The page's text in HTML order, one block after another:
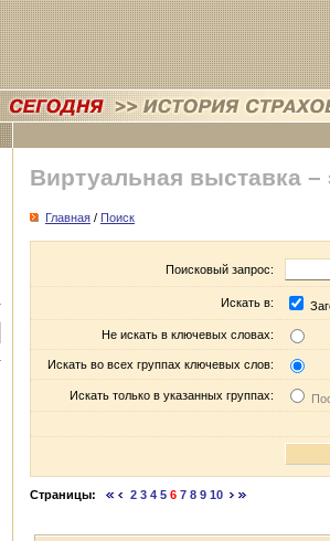
Виртуальная выставка –
Главная / Поиск
Поисковый запрос:
Искать в:
Не искать в ключевых словах:
Искать во всех группах ключевых слов:
Искать только в указанных группах:
Страницы: 2 3 4 5 6 7 8 9 10